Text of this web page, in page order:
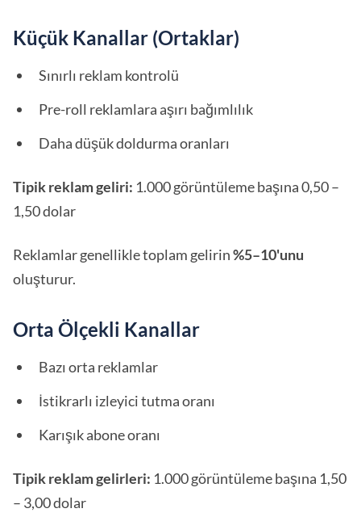
Küçük Kanallar (Ortaklar)
Sınırlı reklam kontrolü
Pre-roll reklamlara aşırı bağımlılık
Daha düşük doldurma oranları
Tipik reklam geliri: 1.000 görüntüleme başına 0,50 –
1,50 dolar
Reklamlar genellikle toplam gelirin%5–10'unu
oluşturur.
Orta Ölçekli Kanallar
Bazı orta reklamlar
İstikrarlı izleyici tutma oranı
Karışık abone oranı
Tipik reklam gelirleri: 1.000 görüntüleme başına 1,50
– 3,00 dolar